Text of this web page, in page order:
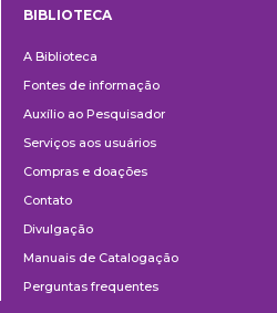
BIBLIOTECA
A Biblioteca
Fontes de informação
Auxílio ao Pesquisador
Serviços aos usuários
Compras e doações
Contato
Divulgação
Manuais de Catalogação
Perguntas frequentes